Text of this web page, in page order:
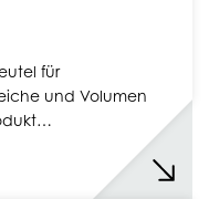
für
und Volumen